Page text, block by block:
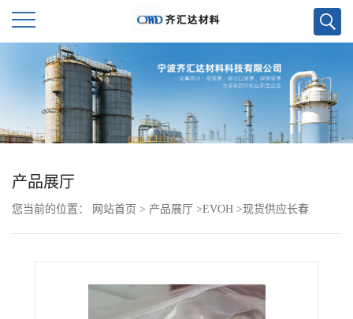
首
页
公
产品展厅
您当前的位置： 网站首页 > 产品展厅 >EVOH >现货供应长春